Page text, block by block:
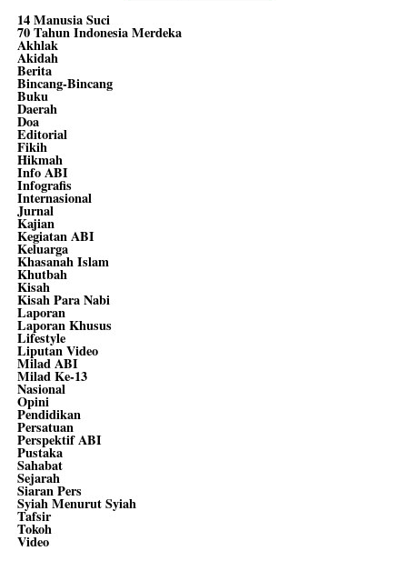
14 Manusia Suci
70 Tahun Indonesia Merdeka
Akhlak
Akidah
Berita
Bincang-Bincang
Buku
Daerah
Doa
Editorial
Fikih
Hikmah
Info ABI
Infografis
Internasional
Jurnal
Kajian
Kegiatan ABI
Keluarga
Khasanah Islam
Khutbah
Kisah
Kisah Para Nabi
Laporan
Laporan Khusus
Lifestyle
Liputan Video
Milad ABI
Milad Ke-13
Nasional
Opini
Pendidikan
Persatuan
Perspektif ABI
Pustaka
Sahabat
Sejarah
Siaran Pers
Syiah Menurut Syiah
Tafsir
Tokoh
Video